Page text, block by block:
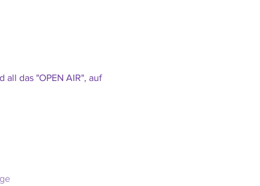
das "OPEN AIR", auf